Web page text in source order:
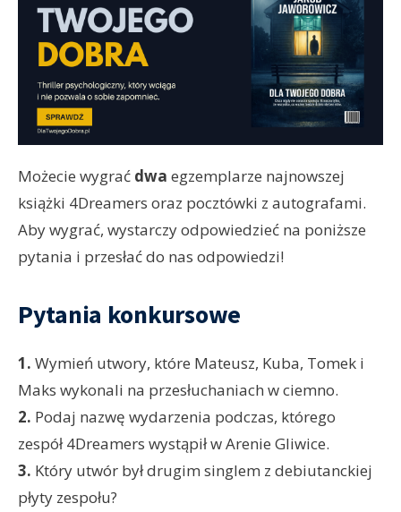
Możecie wygrać dwa egzemplarze najnowszej
książki 4Dreamers oraz pocztówki z autografami.
Aby wygrać, wystarczy odpowiedzieć na poniższe
pytania i przesłać do nas odpowiedzi!
Pytania konkursowe
1. Wymień utwory, które Mateusz, Kuba, Tomek i
Maks wykonali na przesłuchaniach w ciemno.
2. Podaj nazwę wydarzenia podczas, którego
zespół 4Dreamers wystąpił w Arenie Gliwice.
3. Który utwór był drugim singlem z debiutanckiej
płyty zespołu?